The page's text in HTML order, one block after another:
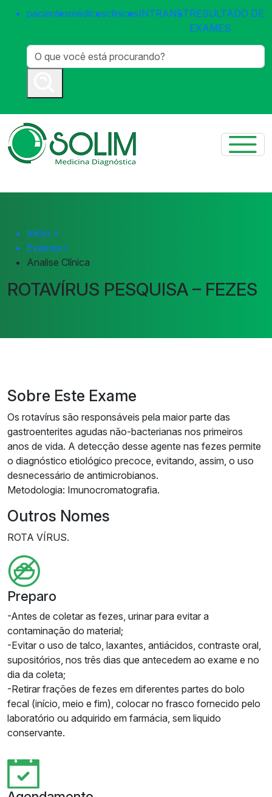
pacientesmédicosclínicasINTRANETRESULTADO DE
EXAMES
Início >
Exames>
Analise Clínica
ROTAVÍRUS PESQUISA – FEZES
Sobre Este Exame
Os rotavírus são responsáveis pela maior parte das
gastroenterites agudas não-bacterianas nos primeiros
anos de vida. A detecção desse agente nas fezes permite
o diagnóstico etiológico precoce, evitando, assim, o uso
desnecessário de antimicrobianos.
Metodologia: Imunocromatografia.
Outros Nomes
ROTA VÍRUS.
Preparo
-Antes de coletar as fezes, urinar para evitar a
contaminação do material;
-Evitar o uso de talco, laxantes, antiácidos, contraste oral,
supositórios, nos três dias que antecedem ao exame e no
dia da coleta;
-Retirar frações de fezes em diferentes partes do bolo
fecal (início, meio e fim), colocar no frasco fornecido pelo
laboratório ou adquirido em farmácia, sem liquido
conservante.